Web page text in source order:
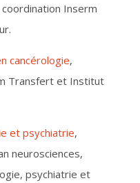
coordination Inserm
cancérologie,
Transfert et Institut
et psychiatrie,
neurosciences,
psychiatrie et